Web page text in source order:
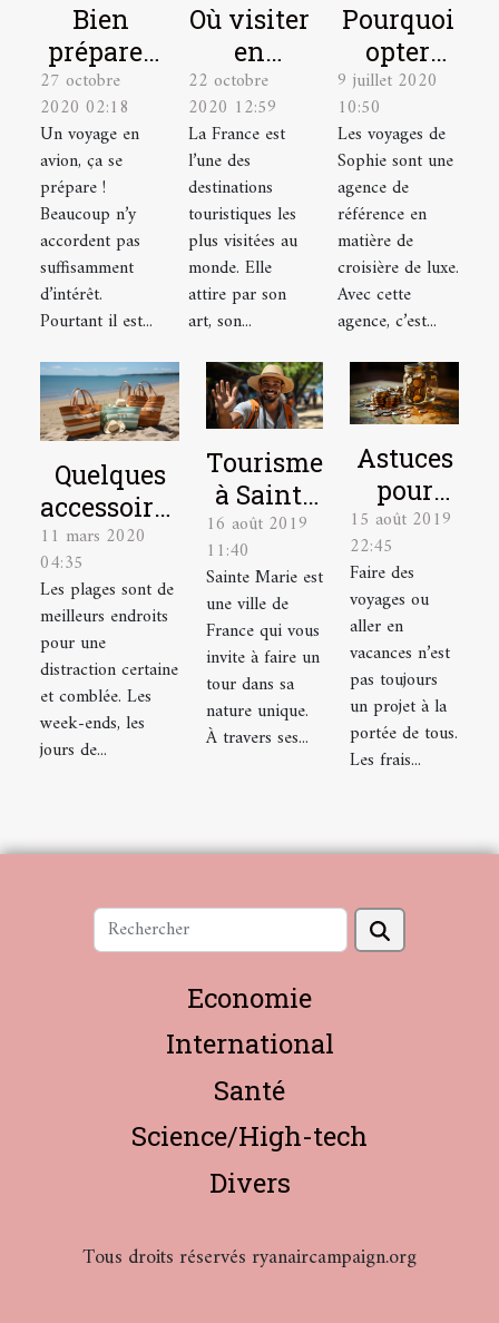
Bien
préparer
un vol :
comment
s’y
prendre ?
27 octobre
2020 02:18
Un voyage en
avion, ça se
prépare !
Beaucoup n’y
accordent pas
suffisamment
d’intérêt.
Pourtant il est...
Où visiter
en
France ?
22 octobre
2020 12:59
La France est
l’une des
destinations
touristiques les
plus visitées au
monde. Elle
attire par son
art, son...
Pourquoi
opter
pour une
croisière
All
Inclusive
?
9 juillet 2020
10:50
Les voyages de
Sophie sont une
agence de
référence en
matière de
croisière de luxe.
Avec cette
agence, c’est...
Quelques
accessoires
pour jouir
merveilles
des plages
d’Oléron
11 mars 2020
04:35
Les plages sont de
meilleurs endroits
pour une
distraction certaine
et comblée. Les
week-ends, les
jours de...
Tourisme
à Sainte
Marie, on
vous
guide !
16 août 2019
11:40
Sainte Marie est
une ville de
France qui vous
invite à faire un
tour dans sa
nature unique.
À travers ses...
Astuces
pour
financer
vos
projets
de
voyages
sans
effort
15 août 2019
22:45
Faire des
voyages ou
aller en
vacances n’est
pas toujours
un projet à la
portée de tous.
Les frais...
Economie
International
Santé
Science/High-tech
Divers
Tous droits réservés ryanaircampaign.org